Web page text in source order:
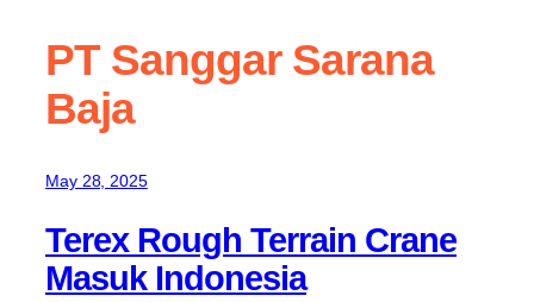
PT Sanggar Sarana
Baja
May 28, 2025
Terex Rough Terrain Crane
Masuk Indonesia